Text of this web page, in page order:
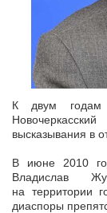
К двум годам
высказывания в
В июне 2010
Владислав
на территории
диаспоры